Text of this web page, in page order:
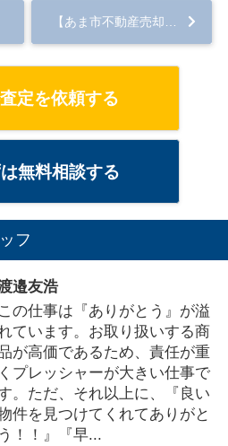
定を依頼する
無料相談する
フ
邉友浩
この仕事は『ありがとう』が溢
ています。お取り扱いする商
が高価であるため、責任が重
くプレッシャーが大きい仕事で
。ただ、それ以上に、『良い
件を見つけてくれてありがと
う！！』『早...